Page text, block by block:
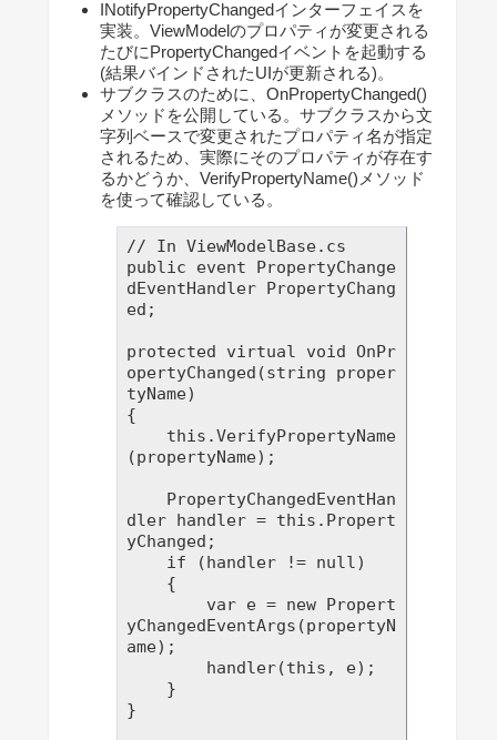
INotifyPropertyChangedインターフェイスを
実装。ViewModelのプロパティが変更される
たびにPropertyChangedイベントを起動する
(結果バインドされたUIが更新される)。
サブクラスのために、OnPropertyChanged()
メソッドを公開している。サブクラスから文
字列ベースで変更されたプロパティ名が指定
されるため、実際にそのプロパティが存在す
るかどうか、VerifyPropertyName()メソッド
を使って確認している。
// In ViewModelBase.cs
public event PropertyChange
dEventHandler PropertyChang
ed;
protected virtual void OnPr
opertyChanged(string proper
tyName)
{
(propertyName);
dler handler = this.Propert
yChanged;
yChangedEventArgs(propertyN
ame);
}